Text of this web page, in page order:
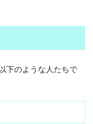
下のような人たちで